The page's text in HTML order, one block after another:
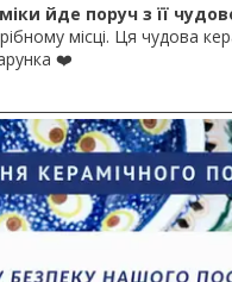
йде поруч з її
місці. Ця чудова
❤️